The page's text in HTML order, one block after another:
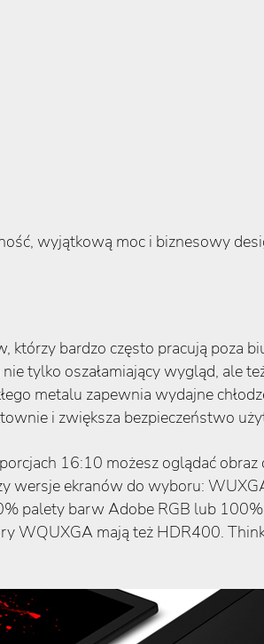
wyjątkową moc i biznesowy
bardzo często pracują poza
tylko oszałamiający wygląd, ale
metalu zapewnia wydajne
i zwiększa bezpieczeństwo
16:10 możesz oglądać obraz
wersje ekranów do wyboru:
palety barw Adobe RGB lub
WQUXGA mają też HDR400.